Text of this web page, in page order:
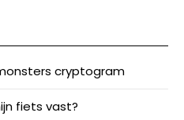
cryptogram
fiets vast?